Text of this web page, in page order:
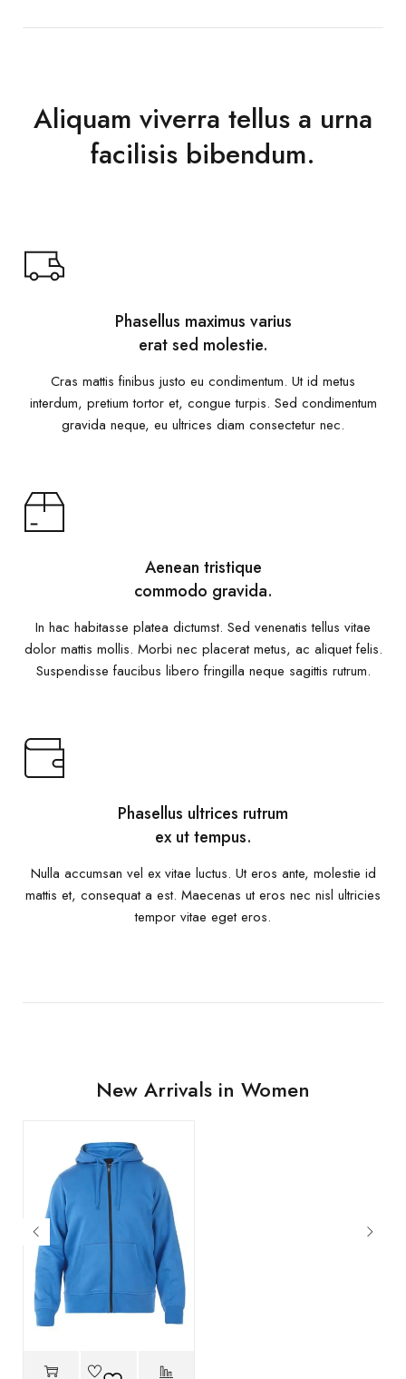
Aliquam viverra tellus a urna
facilisis bibendum.
Phasellus maximus varius
erat sed molestie.
Cras mattis finibus justo eu condimentum. Ut id metus
interdum, pretium tortor et, congue turpis. Sed condimentum
gravida neque, eu ultrices diam consectetur nec.
Aenean tristique
commodo gravida.
In hac habitasse platea dictumst. Sed venenatis tellus vitae
dolor mattis mollis. Morbi nec placerat metus, ac aliquet felis.
Suspendisse faucibus libero fringilla neque sagittis rutrum.
Phasellus ultrices rutrum
ex ut tempus.
Nulla accumsan vel ex vitae luctus. Ut eros ante, molestie id
mattis et, consequat a est. Maecenas ut eros nec nisl ultricies
tempor vitae eget eros.
New Arrivals in Women